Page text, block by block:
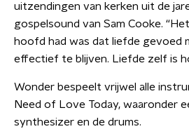
uitzendingen van kerken uit de
gospelsound van Sam Cooke.
hoofd had was dat liefde gevoed
effectief te blijven. Liefde zelf is
Wonder bespeelt vrijwel alle
Need of Love Today, waaronder
synthesizer en de drums.